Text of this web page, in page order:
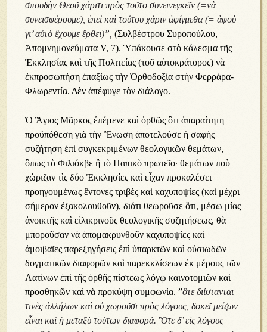
σπουδὴν Θεοῦ χάριτι πρὸς τοῦτο συνεινεγκεῖν (=νὰ
συνεισφέρουμε), ἐπεὶ καὶ τούτου χάριν ἀφίγμεθα (= ἀφοὺ
γι’ αὐτὸ ἒχουμε ἒρθει)”,(Συλβέστρου Συροπούλου,
Ἀπομνημονεύματα V, 7). Ὑπάκουσε στὸ κάλεσμα τῆς
Ἐκκλησίας καὶ τῆς Πολιτείας (τοῦ αὐτοκράτορος) νὰ
ἐκπροσωπήση ἐπαξίως τὴν Ὀρθοδοξία στὴν Φερράρα-
Φλωρεντία. Δὲν ἀπέφυγε τὸν διάλογο.
Ὁ Ἃγιος Μᾶρκος ἐπέμενε καὶ ὀρθῶς ὃτι ἀπαραίτητη
προϋπόθεση γιὰ τὴν Ἓνωση ἀποτελούσε ἡ σαφὴς
συζήτηση ἐπὶ συγκεκριμένων θεολογικῶν θεμάτων,
ὃπως τὸ Φιλιόκβε ἢ τὸ Παπικὸ πρωτεῖο· θεμάτων ποὺ
χώριζαν τὶς δύο Ἐκκλησίες καὶ εἶχαν προκαλέσει
προηγουμένως ἒντονες τριβὲς καὶ καχυποψίες (καὶ μέχρι
σήμερον ἐξακολουθοῦν), διότι θεωροῦσε ὃτι, μέσω μίας
ἀνοικτῆς καὶ εἰλικρινοῦς θεολογικῆς συζητήσεως, θὰ
μποροῦσαν νὰ ἀπομακρυνθοῦν καχυποψίες καὶ
ἀμοιβαῖες παρεξηγήσεις ἐπὶ ὑπαρκτῶν καὶ οὐσιωδῶν
δογματικῶν διαφορῶν καὶ παρεκκλίσεων ἐκ μέρους τῶν
Λατίνων ἐπὶ τῆς ὀρθῆς πίστεως λόγῳ καινοτομιῶν καὶ
προσθηκῶν καὶ νὰ προκύψη συμφωνία. ”ὃτε διίστανται
τινὲς ἀλλήλων καὶ οὐ χωροῦσι πρὸς λόγους, δοκεῖ μείζων
εἶναι καὶ ἡ μεταξὺ τούτων διαφορά. Ὃτε δ’ εἰς λόγους